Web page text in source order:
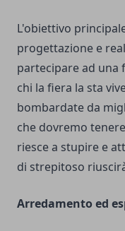
L'obiettivo
progettazione e
partecipare ad una
chi la fiera la sta
bombardate da
che dovremo
riesce a stupire e
di strepitoso
Arredamento ed